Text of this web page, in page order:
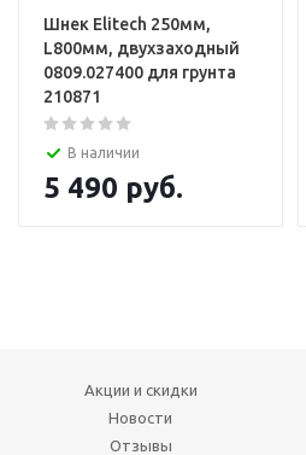
Шнек Elitech 250мм,
L800мм, двухзаходный
0809.027400 для грунта
210871
В наличии
5 490 руб.
Акции и скидки
Новости
Отзывы